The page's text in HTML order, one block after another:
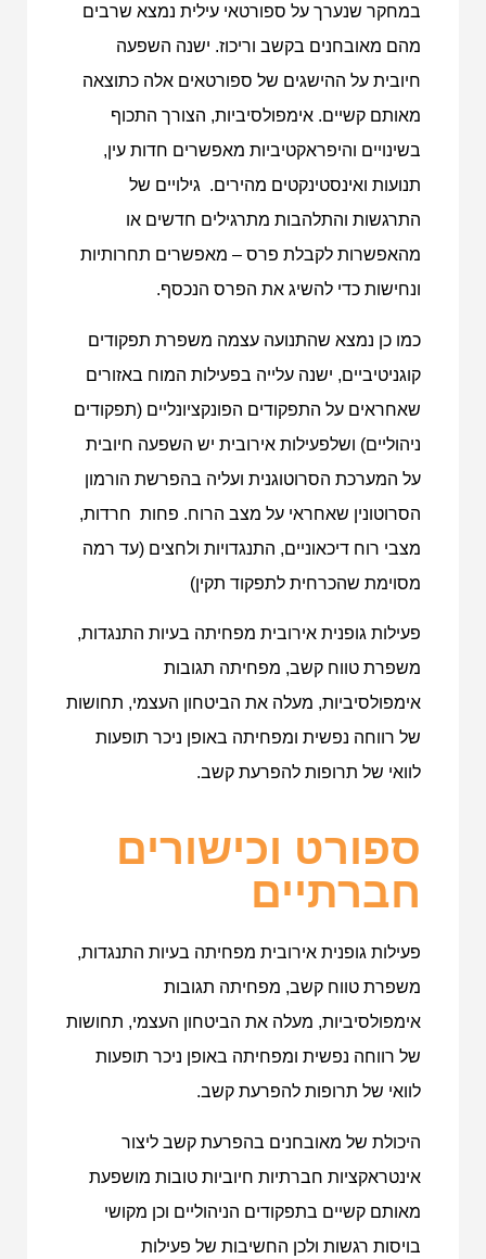
במחקר שנערך על ספורטאי עילית נמצא שרבים
מהם מאובחנים בקשב וריכוז. ישנה השפעה
חיובית על ההישגים של ספורטאים אלה כתוצאה
מאותם קשיים. אימפולסיביות, הצורך התכוף
בשינויים והיפראקטיביות מאפשרים חדות עין,
תנועות ואינסטינקטים מהירים. גילויים של
התרגשות והתלהבות מתרגילים חדשים או
מהאפשרות לקבלת פרס – מאפשרים תחרותיות
ונחישות כדי להשיג את הפרס הנכסף.
כמו כן נמצא שהתנועה עצמה משפרת תפקודים
קוגניטיביים, ישנה עלייה בפעילות המוח באזורים
שאחראים על התפקודים הפונקציונליים (תפקודים
ניהוליים) ושלפעילות אירובית יש השפעה חיובית
על המערכת הסרוטוגנית ועליה בהפרשת הורמון
הסרוטונין שאחראי על מצב הרוח. פחות חרדות,
מצבי רוח דיכאוניים, התנגדויות ולחצים (עד רמה
מסוימת שהכרחית לתפקוד תקין)
פעילות גופנית אירובית מפחיתה בעיות התנגדות,
משפרת טווח קשב, מפחיתה תגובות
אימפולסיביות, מעלה את הביטחון העצמי, תחושות
של רווחה נפשית ומפחיתה באופן ניכר תופעות
לוואי של תרופות להפרעת קשב.
ספורט וכישורים
חברתיים
פעילות גופנית אירובית מפחיתה בעיות התנגדות,
משפרת טווח קשב, מפחיתה תגובות
אימפולסיביות, מעלה את הביטחון העצמי, תחושות
של רווחה נפשית ומפחיתה באופן ניכר תופעות
לוואי של תרופות להפרעת קשב.
היכולת של מאובחנים בהפרעת קשב ליצור
אינטראקציות חברתיות חיוביות טובות מושפעת
מאותם קשיים בתפקודים הניהוליים וכן מקושי
בויסות רגשות ולכן החשיבות של פעילות